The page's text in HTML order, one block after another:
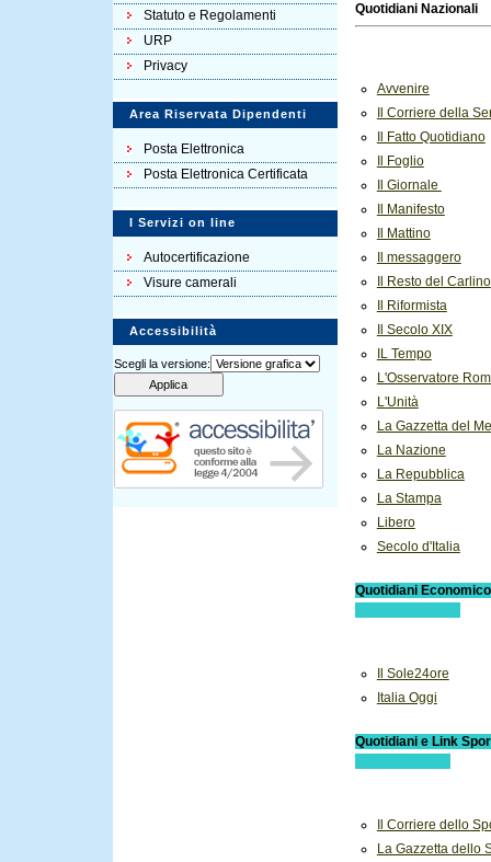
Statuto e Regolamenti
URP
Privacy
Area Riservata Dipendenti
Posta Elettronica
Posta Elettronica Certificata
I Servizi on line
Autocertificazione
Visure camerali
Accessibilità
Scegli la versione:
Quotidiani Nazionali
Avvenire
Il Corriere della
Il Fatto Quotidiano
Il Foglio
Il Giornale
Il Manifesto
Il Mattino
Il messaggero
Il Resto del Carlino
Il Riformista
Il Secolo XIX
IL Tempo
L'Osservatore
L'Unità
La Gazzetta del
La Nazione
La Repubblica
La Stampa
Libero
Secolo d'Italia
Quotidiani
Il Sole24ore
Italia Oggi
Il Corriere dello
La Gazzetta dello